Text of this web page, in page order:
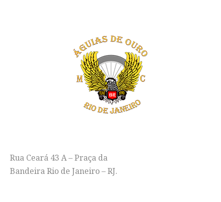
Rua Ceará 43 A – Praça da
Bandeira Rio de Janeiro – RJ.